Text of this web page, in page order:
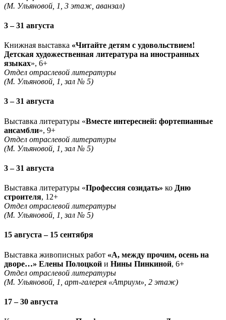
(М. Ульяновой, 1, 3 этаж, аванзал)
3 – 31 августа
Книжная выставка «Читайте детям с удовольствием!
Детская художественная литература на иностранных
языках», 6+
Отдел отраслевой литературы
(М. Ульяновой, 1, зал № 5)
3 – 31 августа
Выставка литературы «Вместе интересней: фортепианные
ансамбли», 9+
Отдел отраслевой литературы
(М. Ульяновой, 1, зал № 5)
3 – 31 августа
Выставка литературы «Профессия созидать» ко Дню
строителя, 12+
Отдел отраслевой литературы
(М. Ульяновой, 1, зал № 5)
15 августа – 15 сентября
Выставка живописных работ «А, между прочим, осень на
дворе…» Елены Полоцкой и Нины Пинкиной, 6+
Отдел отраслевой литературы
(М. Ульяновой, 1, арт-галерея «Атриум», 2 этаж)
17 – 30 августа